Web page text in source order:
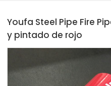
Youfa Steel Pipe Fire
y pintado de rojo